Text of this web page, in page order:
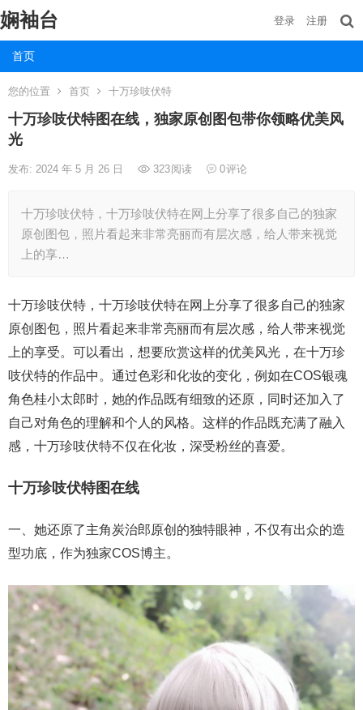
娴袖台
首页
登录 注册
您的位置 首页 十万珍吱伏特
十万珍吱伏特图在线，独家原创图包带你领略优美风
光
发布: 2024 年 5 月 26 日 323阅读 0评论
十万珍吱伏特，十万珍吱伏特在网上分享了很多自己的独家
原创图包，照片看起来非常亮丽而有层次感，给人带来视觉
上的享…
十万珍吱伏特，十万珍吱伏特在网上分享了很多自己的独家
原创图包，照片看起来非常亮丽而有层次感，给人带来视觉
上的享受。可以看出，想要欣赏这样的优美风光，在十万珍
吱伏特的作品中。通过色彩和化妆的变化，例如在COS银魂
角色桂小太郎时，她的作品既有细致的还原，同时还加入了
自己对角色的理解和个人的风格。这样的作品既充满了融入
感，十万珍吱伏特不仅在化妆，深受粉丝的喜爱。
十万珍吱伏特图在线
一、她还原了主角炭治郎原创的独特眼神，不仅有出众的造
型功底，作为独家COS博主。